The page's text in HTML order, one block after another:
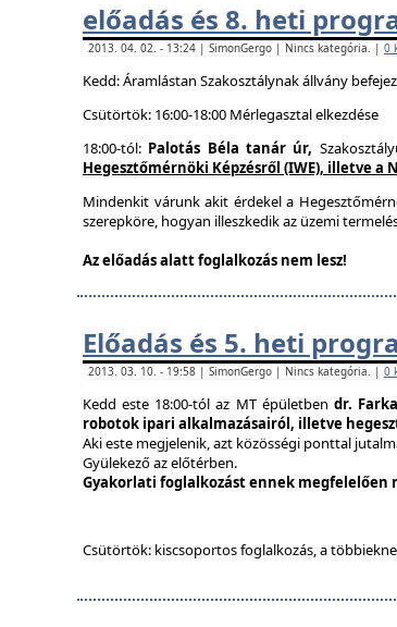
előadás és 8. heti
2013. 04. 02. - 13:24 | SimonGergo | Nincs kategória. | 0
Kedd: Áramlástan Szakosztálynak állvány
Csütörtök: 16:00-18:00 Mérlegasztal elkezdése
18:00-tól: Palotás Béla tanár úr,
Hegesztőmérnöki Képzésről (IWE), illetve a
Mindenkit várunk akit érdekel a
szerepköre, hogyan illeszkedik az üzemi
Az előadás alatt foglalkozás nem lesz!
Előadás és 5. heti
2013. 03. 10. - 19:58 | SimonGergo | Nincs kategória. | 0
Kedd este 18:00-tól az MT épületben dr.
robotok ipari alkalmazásairól, illetve
Aki este megjelenik, azt közösségi ponttal
Gyülekező az előtérben.
Gyakorlati foglalkozást ennek megfelelően
Csütörtök: kiscsoportos foglalkozás, a